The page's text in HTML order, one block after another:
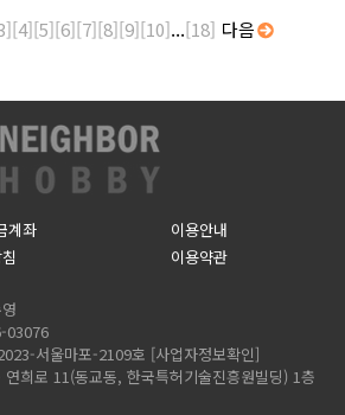
[4][5][6][7][8][9][10]...[18] 다음
계좌
이용안내
이용약관
03076
서울마포-2109호 [사업자정보확인]
희로 11(동교동, 한국특허기술진흥원빌딩) 1층